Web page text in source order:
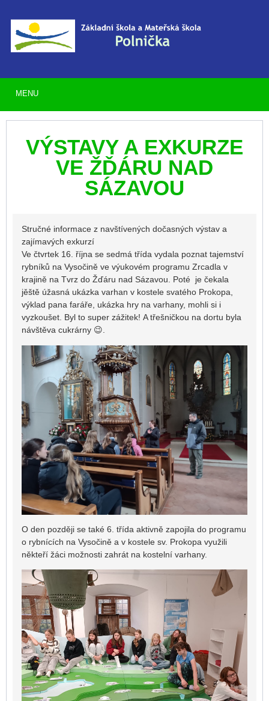
VÝSTAVY A EXKURZE
VE ŽĎÁRU NAD
SÁZAVOU
Stručné informace z navštívených dočasných výstav a
zajímavých exkurzí
Ve čtvrtek 16. října se sedmá třída vydala poznat tajemství
rybníků na Vysočině ve výukovém programu Zrcadla v
krajině na Tvrz do Žďáru nad Sázavou. Poté je čekala
jěště úžasná ukázka varhan v kostele svatého Prokopa,
výklad pana faráře, ukázka hry na varhany, mohli si i
vyzkoušet. Byl to super zážitek! A třešničkou na dortu byla
návštěva cukrárny 😉.
O den později se také 6. třída aktivně zapojila do programu
o rybnících na Vysočině a v kostele sv. Prokopa využili
někteří žáci možnosti zahrát na kostelní varhany.
MENU